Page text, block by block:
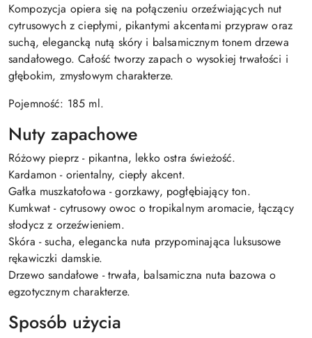
Kompozycja opiera się na połączeniu orzeźwiających nut
cytrusowych z ciepłymi, pikantymi akcentami przypraw oraz
suchą, elegancką nutą skóry i balsamicznym tonem drzewa
sandałowego. Całość tworzy zapach o wysokiej trwałości i
głębokim, zmysłowym charakterze.
Pojemność: 185 ml.
Nuty zapachowe
Różowy pieprz - pikantna, lekko ostra świeżość.
Kardamon - orientalny, ciepły akcent.
Gałka muszkatołowa - gorzkawy, pogłębiający ton.
Kumkwat - cytrusowy owoc o tropikalnym aromacie, łączący
słodycz z orzeźwieniem.
Skóra - sucha, elegancka nuta przypominająca luksusowe
rękawiczki damskie.
Drzewo sandałowe - trwała, balsamiczna nuta bazowa o
egzotycznym charakterze.
Sposób użycia